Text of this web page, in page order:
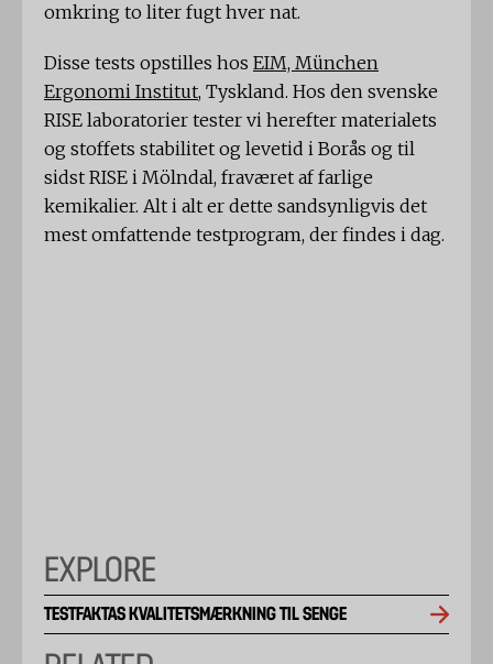
omkring to liter fugt hver nat.
Disse tests opstilles hos EIM, München
Ergonomi Institut, Tyskland. Hos den svenske
RISE laboratorier tester vi herefter materialets
og stoffets stabilitet og levetid i Borås og til
sidst RISE i Mölndal, fraværet af farlige
kemikalier. Alt i alt er dette sandsynligvis det
mest omfattende testprogram, der findes i dag.
EXPLORE
TESTFAKTAS KVALITETSMÆRKNING TIL SENGE